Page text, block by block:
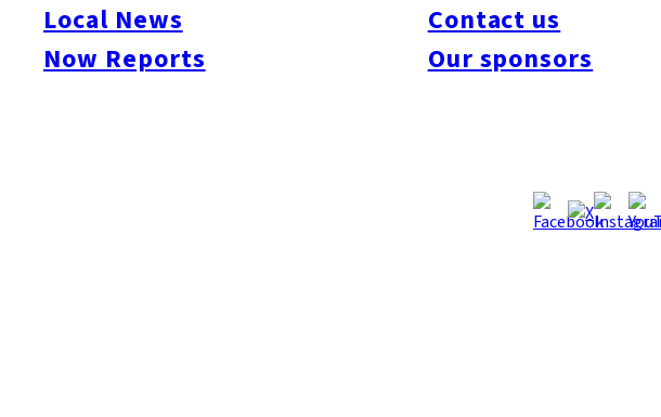
Local News
Now Reports
Contact us
Our sponsors
서비스에서도 정평이 나 있는 오노 그룹은, 여기「면가게」에서도 스텝들이 친근하게
이 몸에 베어있는 가게이다.